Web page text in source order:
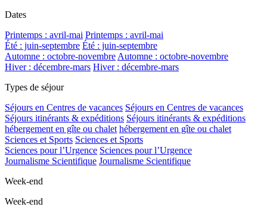
Dates
Printemps : avril-mai Printemps : avril-mai
Été : juin-septembre Été : juin-septembre
Automne : octobre-novembre Automne : octobre-novembre
Hiver : décembre-mars Hiver : décembre-mars
Types de séjour
Séjours en Centres de vacances Séjours en Centres de vacances
Séjours itinérants & expéditions Séjours itinérants & expéditions
hébergement en gîte ou chalet hébergement en gîte ou chalet
Sciences et Sports Sciences et Sports
Sciences pour l’Urgence Sciences pour l’Urgence
Journalisme Scientifique Journalisme Scientifique
Week-end
Week-end